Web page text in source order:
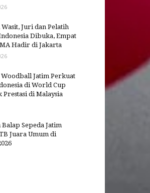
Juri dan Pelatih
Dibuka, Empat
Hadir di Jakarta
Jatim Perkuat
di World Cup
Prestasi di Malaysia
Sepeda Jatim
Juara Umum di